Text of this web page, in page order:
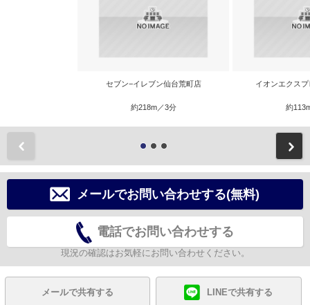
セブン−イレブン仙台荒町店
約218m／3分
イオンエクス
約
メールでお問い合わせする(無料)
電話でお問い合わせする
現況の確認はお気軽にお問い合わせください。
メールで共有する LINEで共有する